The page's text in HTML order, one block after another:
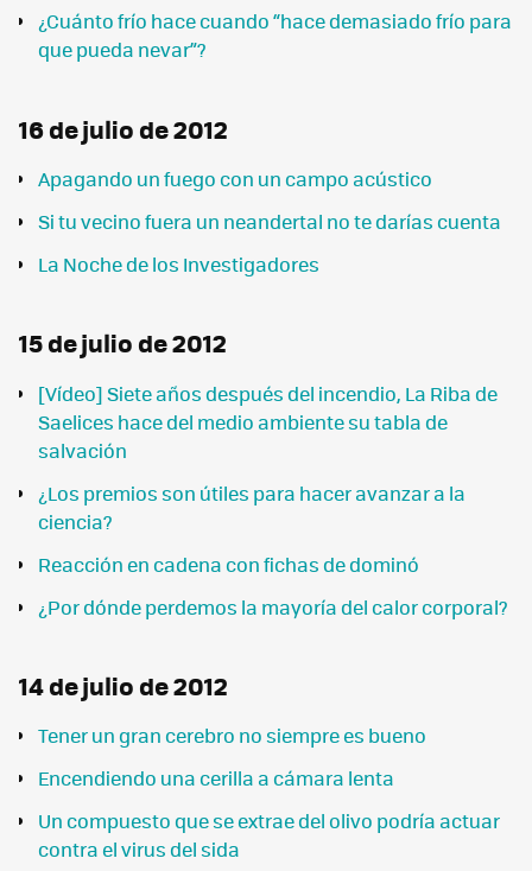
¿Cuánto frío hace cuando “hace demasiado frío para
que pueda nevar”?
16 de julio de 2012
Apagando un fuego con un campo acústico
Si tu vecino fuera un neandertal no te darías cuenta
La Noche de los Investigadores
15 de julio de 2012
[Vídeo] Siete años después del incendio, La Riba de
Saelices hace del medio ambiente su tabla de
salvación
¿Los premios son útiles para hacer avanzar a la
ciencia?
Reacción en cadena con fichas de dominó
¿Por dónde perdemos la mayoría del calor corporal?
14 de julio de 2012
Tener un gran cerebro no siempre es bueno
Encendiendo una cerilla a cámara lenta
Un compuesto que se extrae del olivo podría actuar
contra el virus del sida